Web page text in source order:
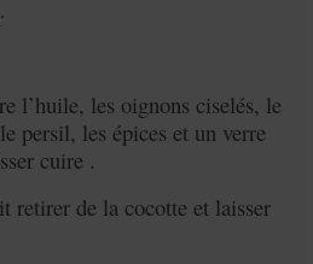
l’huile, les oignons ciselés, le
persil, les épices et un verre
cuire .
retirer de la cocotte et laisser